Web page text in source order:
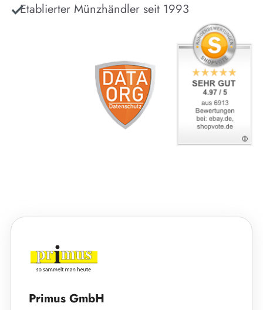
Etablierter Münzhändler seit 1993
Primus GmbH